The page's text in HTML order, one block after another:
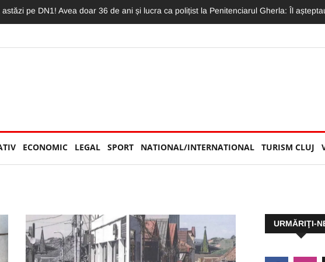
autoutilitară au fost implicate într-un impact violent pe DN 1. Cei doi șoferi,
ECONOMIC LEGAL SPORT NATIONAL/INTERNATIONAL TURISM CLUJ
URMĂRIŢI-